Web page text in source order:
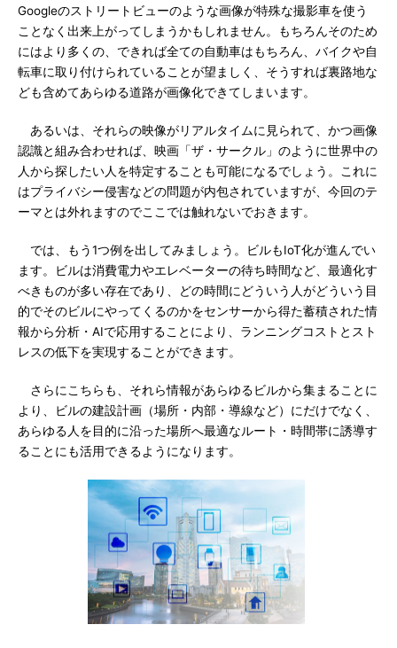
Googleのストリートビューのような画像が特殊な撮影車を使う
ことなく出来上がってしまうかもしれません。もちろんそのため
にはより多くの、できれば全ての自動車はもちろん、バイクや自
転車に取り付けられていることが望ましく、そうすれば裏路地な
ども含めてあらゆる道路が画像化できてしまいます。
あるいは、それらの映像がリアルタイムに見られて、かつ画像
認識と組み合わせれば、映画「ザ・サークル」のように世界中の
人から探したい人を特定することも可能になるでしょう。これに
はプライバシー侵害などの問題が内包されていますが、今回のテ
ーマとは外れますのでここでは触れないでおきます。
では、もう1つ例を出してみましょう。ビルもIoT化が進んでい
ます。ビルは消費電力やエレベーターの待ち時間など、最適化す
べきものが多い存在であり、どの時間にどういう人がどういう目
的でそのビルにやってくるのかをセンサーから得た蓄積された情
報から分析・AIで応用することにより、ランニングコストとスト
レスの低下を実現することができます。
さらにこちらも、それら情報があらゆるビルから集まることに
より、ビルの建設計画（場所・内部・導線など）にだけでなく、
あらゆる人を目的に沿った場所へ最適なルート・時間帯に誘導す
ることにも活用できるようになります。